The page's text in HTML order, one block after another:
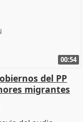
00:54
del PP
migrantes